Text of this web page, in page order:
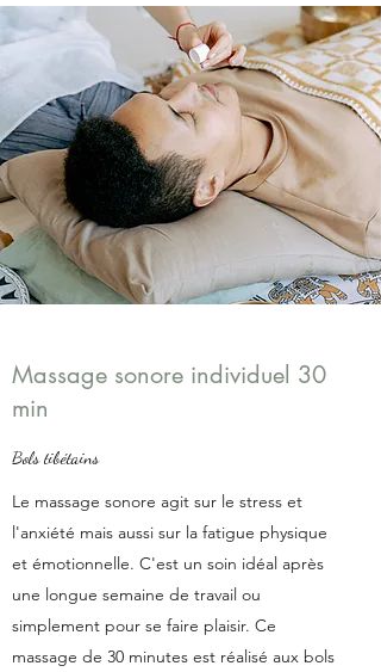
Massage sonore individuel 30
min
Bols tibétains
Le massage sonore agit sur le stress et
l'anxiété mais aussi sur la fatigue physique
et émotionnelle. C'est un soin idéal après
une longue semaine de travail ou
simplement pour se faire plaisir. Ce
massage de 30 minutes est réalisé aux bols